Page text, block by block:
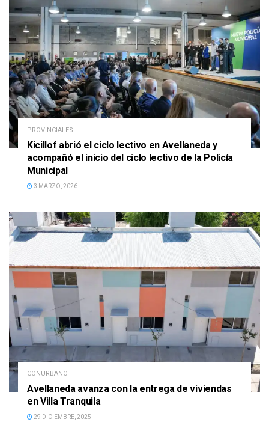
PROVINCIALES
Kicillof abrió el ciclo lectivo en Avellaneda y
acompañó el inicio del ciclo lectivo de la Policía
Municipal
3 MARZO, 2026
CONURBANO
Avellaneda avanza con la entrega de viviendas
en Villa Tranquila
29 DICIEMBRE, 2025